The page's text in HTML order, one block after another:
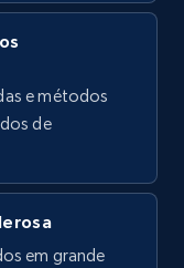
Date
and more.
grátis
e métodos
de
em grande